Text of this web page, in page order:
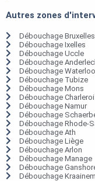
Autres zones
Débouchage Bruxelles
Débouchage Ixelles
Débouchage Uccle
Débouchage
Débouchage Waterloo
Débouchage Tubize
Débouchage Mons
Débouchage Charleroi
Débouchage Namur
Débouchage
Débouchage Rhode-
Débouchage Ath
Débouchage Liège
Débouchage Arlon
Débouchage Manage
Débouchage
Débouchage Kraainem